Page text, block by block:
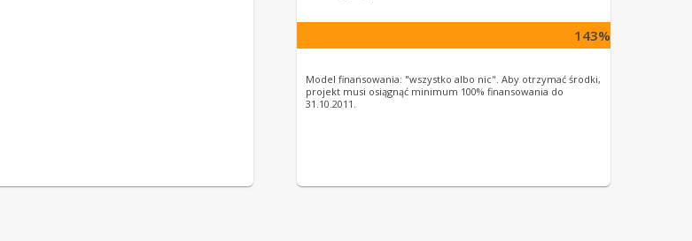
143%
Model finansowania: "wszystko albo nic". Aby otrzymać środki,
projekt musi osiągnąć minimum 100% finansowania do
31.10.2011.